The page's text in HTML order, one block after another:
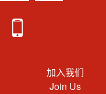
加入我们
Join Us